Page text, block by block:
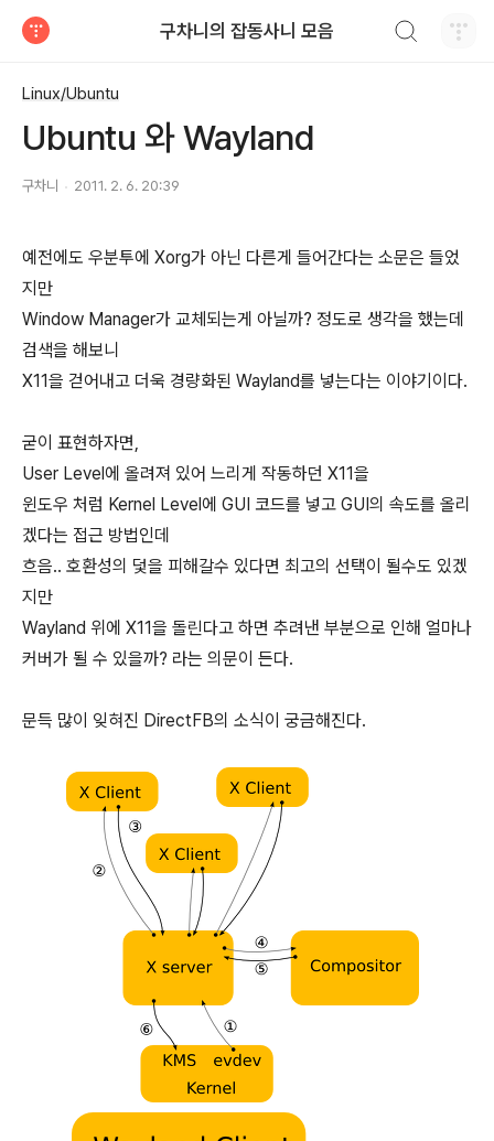
구차니의 잡동사니 모음
Linux/Ubuntu
Ubuntu 와 Wayland
구차니 2011. 2. 6. 20:39
예전에도 우분투에 Xorg가 아닌 다른게 들어간다는 소문은 들었
지만
Window Manager가 교체되는게 아닐까? 정도로 생각을 했는데
검색을 해보니
X11을 걷어내고 더욱 경량화된 Wayland를 넣는다는 이야기이다.
굳이 표현하자면,
User Level에 올려져 있어 느리게 작동하던 X11을
윈도우 처럼 Kernel Level에 GUI 코드를 넣고 GUI의 속도를 올리
겠다는 접근 방법인데
흐음.. 호환성의 덫을 피해갈수 있다면 최고의 선택이 될수도 있겠
지만
Wayland 위에 X11을 돌린다고 하면 추려낸 부분으로 인해 얼마나
커버가 될 수 있을까? 라는 의문이 든다.
문득 많이 잊혀진 DirectFB의 소식이 궁금해진다.